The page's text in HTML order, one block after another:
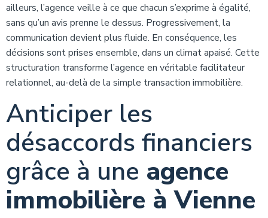
ailleurs, l’agence veille à ce que chacun s’exprime à égalité,
sans qu’un avis prenne le dessus. Progressivement, la
communication devient plus fluide. En conséquence, les
décisions sont prises ensemble, dans un climat apaisé. Cette
structuration transforme l’agence en véritable facilitateur
relationnel, au-delà de la simple transaction immobilière.
Anticiper les
désaccords financiers
grâce à une agence
immobilière à Vienne